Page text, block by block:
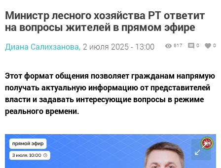
Министр лесного хозяйства РТ ответит
на вопросы жителей в прямом эфире
Диана Салихзанова, 2 июля 2025 - 13:00 617 0 0
Этот формат общения позволяет гражданам напрямую
получать актуальную информацию от представителей
власти и задавать интересующие вопросы в режиме
реального времени.